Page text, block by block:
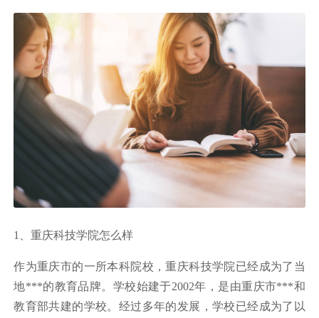
1、重庆科技学院怎么样
作为重庆市的一所本科院校，重庆科技学院已经成为了当
地***的教育品牌。学校始建于2002年，是由重庆市***和
教育部共建的学校。经过多年的发展，学校已经成为了以